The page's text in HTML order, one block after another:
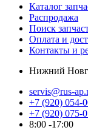
Каталог
Распродажа
Поиск
Оплата и
Контакты и
Нижний
servis@rus-
+7 (920) 054-
+7 (920) 075-
8:00 -17:00